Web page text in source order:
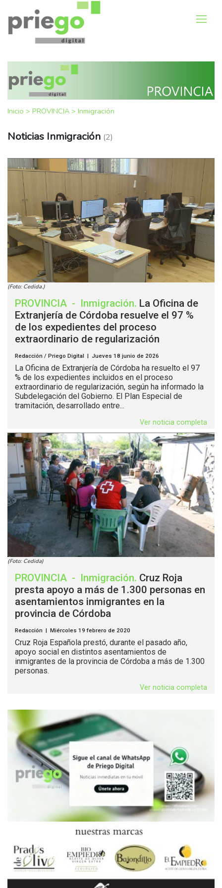
Inicio > PROVINCIA > Inmigración
Noticias Inmigración (2)
(Foto: Cedida.)
PROVINCIA - Inmigración. La Oficina de
Extranjería de Córdoba resuelve el 97 %
de los expedientes del proceso
extraordinario de regularización
Redacción / Priego Digital | Jueves 18 junio de 2026
La Oficina de Extranjería de Córdoba ha resuelto el 97
% de los expedientes incluidos en el proceso
extraordinario de regularización, según ha informado la
Subdelegación del Gobierno. El Plan Especial de
tramitación, desarrollado entre...
Ver noticia completa
(Foto: Cedida)
PROVINCIA - Inmigración. Cruz Roja
presta apoyo a más de 1.300 personas en
asentamientos inmigrantes en la
provincia de Córdoba
Redacción | Miércoles 19 febrero de 2020
Cruz Roja Española prestó, durante el pasado año,
apoyo social en distintos asentamientos de
inmigrantes de la provincia de Córdoba a más de 1.300
personas.
Ver noticia completa